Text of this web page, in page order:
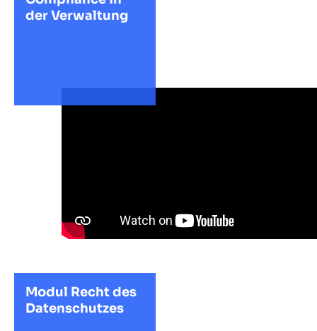
der Verwaltung
Modul Recht des
Datenschutzes